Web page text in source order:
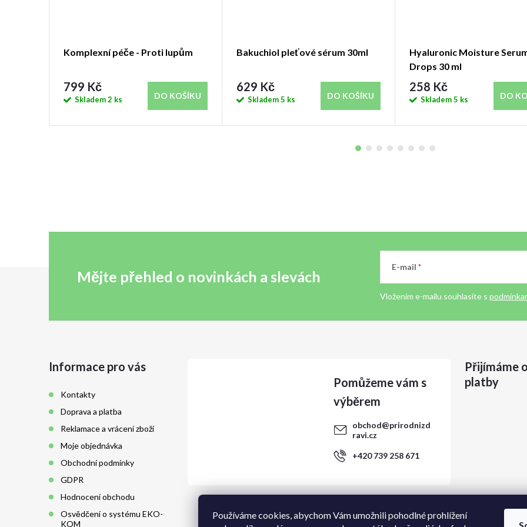
Používáme cookies, abychom Vám umožnili pohodlné prohlížení
Komplexní péče - Proti lupům
799 Kč
Skladem2 ks DO KOŠÍKU
Bakuchiol pleťové sérum 30ml
629 Kč
Skladem5 ks DO KOŠÍKU
Hyaluronic Moisture
Drops 30 ml
258 Kč
Skladem5 ks DO
Mějte přehled o novinkách a slevách
E-mail
Vložením e-mailu souhlasíte s
Informace pro vás
Kontakty
Doprava a platba
Reklamace a vrácení zboží
Moje objednávka
Obchodní podmínky
GDPR
Hodnocení obchodu
Osvědčení o systému EKO-
KOM
obchod@prirodnizd
ravi.cz
+420 739 258 671
Přijímáme
platby